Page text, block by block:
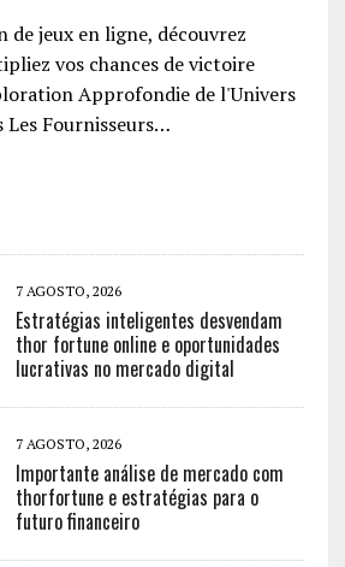
de jeux en ligne, découvrez
vos chances de victoire
Approfondie de l'Univers
Les Fournisseurs…
7 AGOSTO, 2026
Estratégias inteligentes desvendam
thor fortune online e oportunidades
lucrativas no mercado digital
7 AGOSTO, 2026
Importante análise de mercado com
thorfortune e estratégias para o
futuro financeiro